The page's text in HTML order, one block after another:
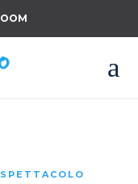
a
SPETTACOLO